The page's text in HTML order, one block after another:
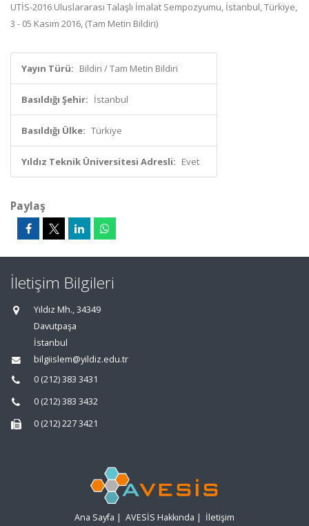
UTİS-2016 Uluslararası Talaşlı İmalat Sempozyumu, İstanbul, Türkiye,
3 - 05 Kasım 2016, (Tam Metin Bildiri)
Yayın Türü: Bildiri / Tam Metin Bildiri
Basıldığı Şehir: İstanbul
Basıldığı Ülke: Türkiye
Yıldız Teknik Üniversitesi Adresli: Evet
Paylaş
İletişim Bilgileri
Yıldız Mh., 34349
Davutpaşa
İstanbul
bilgiislem@yildiz.edu.tr
0 (212) 383 3431
0 (212) 383 3432
0 (212) 227 3421
Ana Sayfa | AVESİS Hakkında | İletişim